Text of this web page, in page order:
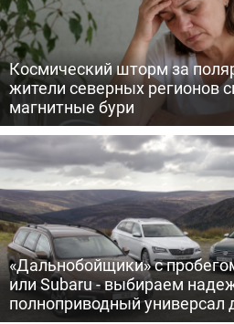
Космический шторм за
жители северных регионов
магнитные бури
«Дальнобойщики» с
или Subaru - выбираем
полноприводный универсал